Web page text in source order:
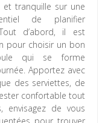
et tranquille sur une
de planifier
d’abord, il est
pour choisir un bon
qui se forme
Apportez avec
des serviettes, de
confortable tout
de vous